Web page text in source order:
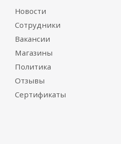
Новости
Сотрудники
Вакансии
Магазины
Политика
Отзывы
Сертификаты